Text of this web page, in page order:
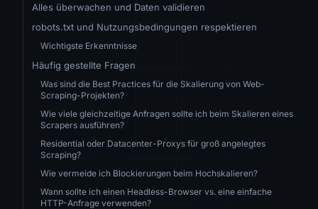
Alles überwachen und Daten validieren
robots.txt und Nutzungsbedingungen respektieren
Wichtigste Erkenntnisse
Häufig gestellte Fragen
Was sind die Best Practices für die Skalierung von Web-
Scraping-Projekten?
Wie viele gleichzeitige Anfragen sollte ich beim Skalieren eines
Scrapers ausführen?
Residential oder Datacenter-Proxys für groß angelegtes
Scraping?
Wie vermeide ich Blockierungen beim Hochskalieren?
Wann sollte ich einen Headless-Browser vs. eine einfache
HTTP-Anfrage verwenden?